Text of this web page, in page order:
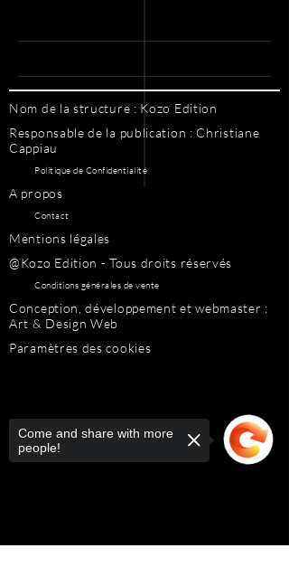
Nom de la structure : Kozo Edition
Responsable de la publication : Christiane
Cappiau
Politique de Confidentialité
A propos
Contact
Mentions légales
@Kozo Edition - Tous droits réservés
Conditions générales de vente
Conception, développement et webmaster :
Art & Design Web
Paramètres des cookies
Come and share with more
people!